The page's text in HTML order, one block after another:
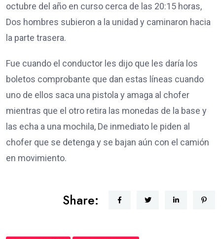
octubre del año en curso cerca de las 20:15 horas,
Dos hombres subieron a la unidad y caminaron hacia
la parte trasera.
Fue cuando el conductor les dijo que les daría los
boletos comprobante que dan estas líneas cuando
uno de ellos saca una pistola y amaga al chofer
mientras que el otro retira las monedas de la base y
las echa a una mochila, De inmediato le piden al
chofer que se detenga y se bajan aún con el camión
en movimiento.
Share: